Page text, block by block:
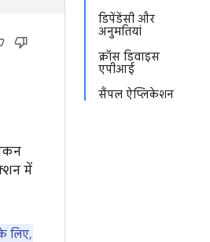
डिपेंडेंसी और
अनुमतियां
क्रॉस डिवाइस
एपीआई
सैंपल ऐप्लिकेशन
में
लिए,